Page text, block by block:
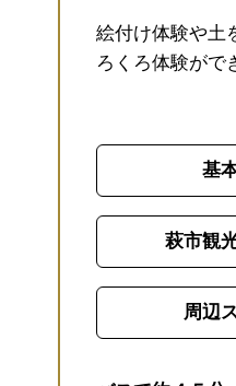
絵付け体験や土
ろくろ体験がで
基
萩市観
周辺